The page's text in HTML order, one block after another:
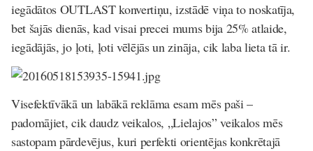
iegādātos OUTLAST konvertiņu, izstādē viņa to noskatīja,
bet šajās dienās, kad visai precei mums bija 25% atlaide,
iegādājās, jo ļoti, ļoti vēlējās un zināja, cik laba lieta tā ir.
Visefektīvākā un labākā reklāma esam mēs paši –
padomājiet, cik daudz veikalos, „Lielajos” veikalos mēs
sastopam pārdevējus, kuri perfekti orientējas konkrētajā